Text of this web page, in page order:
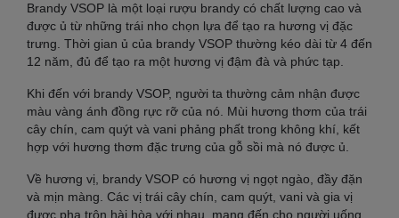
Brandy VSOP là một loại rượu brandy có chất lượng cao và
được ủ từ những trái nho chọn lựa để tạo ra hương vị đặc
trưng. Thời gian ủ của brandy VSOP thường kéo dài từ 4 đến
12 năm, đủ để tạo ra một hương vị đậm đà và phức tạp.
Khi đến với brandy VSOP, người ta thường cảm nhận được
màu vàng ánh đồng rực rỡ của nó. Mùi hương thơm của trái
cây chín, cam quýt và vani phảng phất trong không khí, kết
hợp với hương thơm đặc trưng của gỗ sồi mà nó được ủ.
Về hương vị, brandy VSOP có hương vị ngọt ngào, đầy đặn
và mịn màng. Các vị trái cây chín, cam quýt, vani và gia vị
được pha trộn hài hòa với nhau, mang đến cho người uống